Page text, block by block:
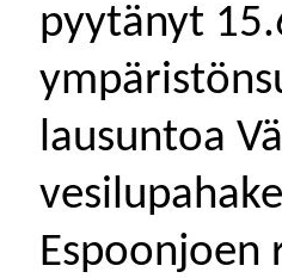
pyytänyt
lausuntoa
Espoonjoen